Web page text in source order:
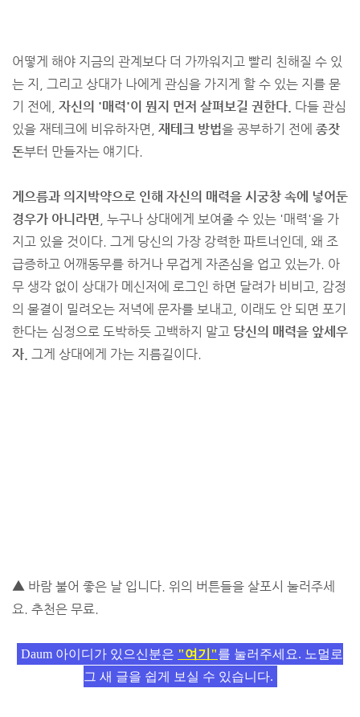
어떻게 해야 지금의 관계보다 더 가까워지고 빨리 친해질 수 있
는 지, 그리고 상대가 나에게 관심을 가지게 할 수 있는 지를 묻
기 전에, 자신의 '매력'이 뭔지 먼저 살펴보길 권한다. 다들 관심
있을 재테크에 비유하자면, 재테크 방법을 공부하기 전에 종잣
돈부터 만들자는 얘기다.
게으름과 의지박약으로 인해 자신의 매력을 시궁창 속에 넣어둔
경우가 아니라면 , 누구나 상대에게 보여줄 수 있는 '매력'을 가
지고 있을 것이다. 그게 당신의 가장 강력한 파트너인데, 왜 조
급증하고 어깨동무를 하거나 무겁게 자존심을 업고 있는가. 아
무 생각 없이 상대가 메신저에 로그인 하면 달려가 비비고, 감정
의 물결이 밀려오는 저녁에 문자를 보내고, 이래도 안 되면 포기
한다는 심정으로 도박하듯 고백하지 말고 당신의 매력을 앞세우
자. 그게 상대에게 가는 지름길이다.
▲ 바람 불어 좋은 날 입니다. 위의 버튼들을 살포시 눌러주세
요. 추천은 무료.
Daum 아이디가 있으신분은 "여기"를 눌러주세요. 노멀로
그 새 글을 쉽게 보실 수 있습니다.